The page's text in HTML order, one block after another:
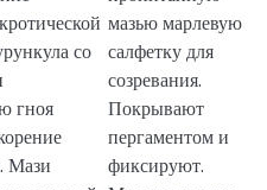
со
гноя
Мази
мазью марлевую
салфетку для
созревания.
Покрывают
пергаментом и
фиксируют.